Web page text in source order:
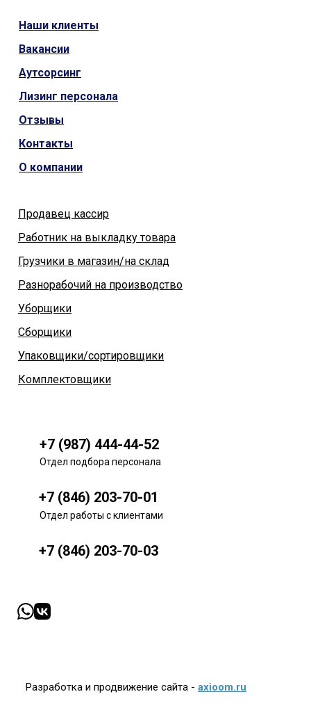
Комплектовщики
Упаковщики/сортировщики
Сборщики
Уборщики
Разнорабочий на производство
Грузчики в магазин/на склад
Работник на выкладку товара
Продавец кассир
Разработка и продвижение сайта - axioom.ru
Отдел работы с клиентами
+7 (846) 203-70-03
+7 (846) 203-70-01
+7 (987) 444-44-52
Отдел подбора персонала
О компании
Контакты
Отзывы
Лизинг персонала
Аутсорсинг
Вакансии
Наши клиенты